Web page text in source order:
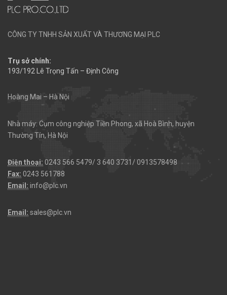
CÔNG TY TNHH SẢN XUẤT VÀ THƯƠNG MẠI PLC
Trụ sở chính:
193/192 Lê Trọng Tấn – Định Công
Hoàng Mai – Hà Nội
Nhà máy: Cụm công nghiệp Tiền Phong, xã Hoà Bình, huyện
Thường Tín, Hà Nội
Điện thoại: 0243 566 5479/ 3 640 3731/ 0913578498
Fax: 0243 561788
Email: info@plc.vn
Email: sales@plc.vn